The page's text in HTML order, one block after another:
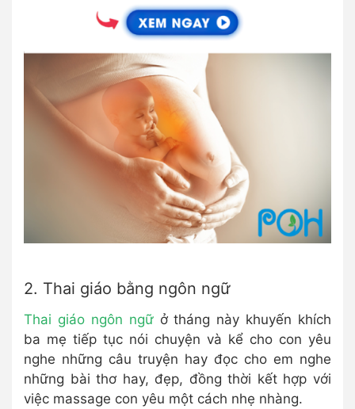
2. Thai giáo bằng ngôn ngữ
Thai giáo ngôn ngữở tháng này khuyến khích
ba mẹ tiếp tục nói chuyện và kể cho con yêu
nghe những câu truyện hay đọc cho em nghe
những bài thơ hay, đẹp, đồng thời kết hợp với
việc massage con yêu một cách nhẹ nhàng.